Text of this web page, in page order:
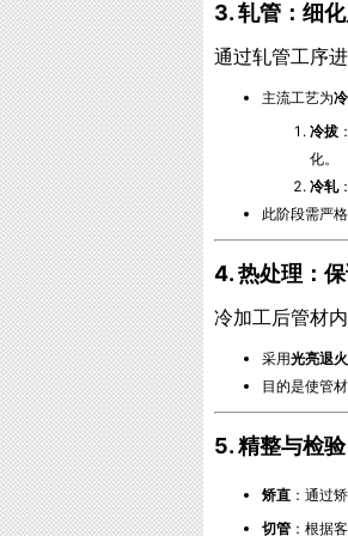
3. 轧管：细
通过轧管工序
主流工艺为
冷拔
化。
冷轧
此阶段需严
4. 热处理：
冷加工后管材
采用光亮退火
目的是使管
5. 精整与检
矫直：通过
切管：根据